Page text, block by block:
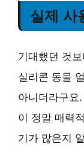
실제 사
기대했던 것
실리콘 동물
아니더라구요
이 정말 매력
기가 많은지